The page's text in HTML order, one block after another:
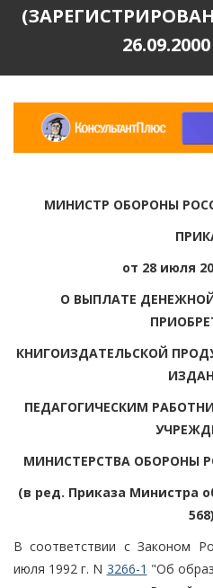
МИНИСТР ОБОРОНЫ
от 28 июля
О ВЫПЛАТЕ
КНИГОИЗДАТЕЛЬСКОЙ
ПЕДАГОГИЧЕСКИМ
МИНИСТЕРСТВА ОБОРОНЫ
(в ред. Приказа Министра
568)
В соответствии с Законом
июля 1992 г. N 3266-1 "Об